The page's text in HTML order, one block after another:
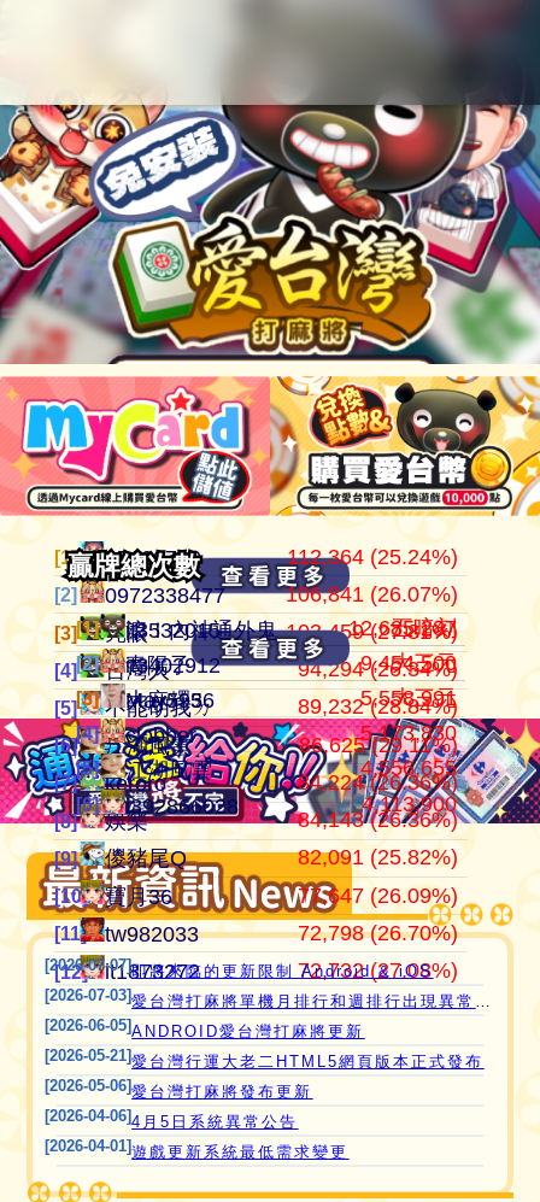
愛台灣打麻將🖥️📱適用於所有市面上大部分
瀏覽器(HTML5 遊戲)，免下載，免安裝，
現在立即點擊馬上玩😊❤️💕😘
[1] 江湖風雲 105,636,701
[2] 田寮阿寶 37,514,997
[3] 11060203 24,292,366
[4] ‘見好就收’ 21,354,199
[5] Apple0613 21,267,110
[6] it2989674 18,649,605
[7] i918472090 15,715,491
[8] ONTARIO歐巴桑 11,221,251
[9] 青陽子 10,088,995
[10] it2967408 9,797,724
[11] i757724391 9,588,506
[12] i339494808 8,430,747
贏牌總次數
贏牌總次數
[1] 07100710 112,364 (25.24%)
[2] 0972338477 106,841 (26.07%)
[3] 亮眼 103,459 (27.81%)
[4] 台灣人 94,294 (26.34%)
[5] 不能胡我ㄉ 89,232 (28.84%)
[6] 江湖風雲 86,625 (29.11%)
[7] keroro 84,224 (26.36%)
[8] 娛樂 84,143 (26.36%)
[9] 儍豬尾Q 82,091 (25.82%)
[10] 寶月36 77,647 (26.09%)
[11] tw982033 72,798 (26.70%)
[12] it1873272 72,732 (27.08%)
[1] 07100710 445,152
[2] 0972338477 409,868
[3] 亮眼 372,002
[4] 台灣人 357,965
[5] keroro 319,481
[6] 娛樂 319,202
[7] 儍豬尾Q 317,964
[8] 不能胡我ㄉ 309,439
[9] 江湖風雲 297,616
[10] 寶月36 297,567
[11] itw271727 285,563
[12] Ｆanny 276,567
[1] 滾！內神通外鬼坐斃A賽金12,685,287
[2] 青陽子 9,454,500
[3] 大麻糬3 5,558,991
[4] clobber 5,173,830
[5] 江湖風雲 4,556,655
[6] i392866028 4,113,900
[1] it3532015 五暗刻
[2] it3402912 大三元
[3] May5956 大三元
[2026-07-07]即將來臨的更新限制 Android & iOS
[2026-07-03]
[2026-06-05]ANDROID愛台灣打麻將更新
[2026-05-21]愛台灣行運大老二HTML5網頁版本正式發布
[2026-05-06]愛台灣打麻將發布更新
[2026-04-06]4月5日系統異常公告
[2026-04-01]遊戲更新系統最低需求變更